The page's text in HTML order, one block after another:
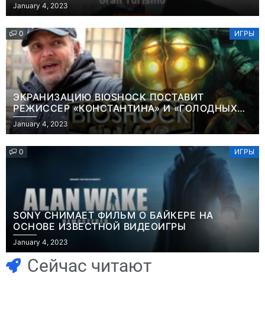
January 4, 2023
0 ИГРЫ
ЭКРАНИЗАЦИЮ BIOSHOCK ПОСТАВИТ
РЕЖИССЕР «КОНСТАНТИНА» И «ГОЛОДНЫХ
ИГР»
January 4, 2023
0 ИГРЫ
SONY СНИМАЕТ ФИЛЬМ О БАЙКЕРЕ НА
ОСНОВЕ ИЗВЕСТНОЙ ВИДЕОИГРЫ
January 4, 2023
Сейчас читают
Игры
Геймеры
отменяют
Новичок-геймер